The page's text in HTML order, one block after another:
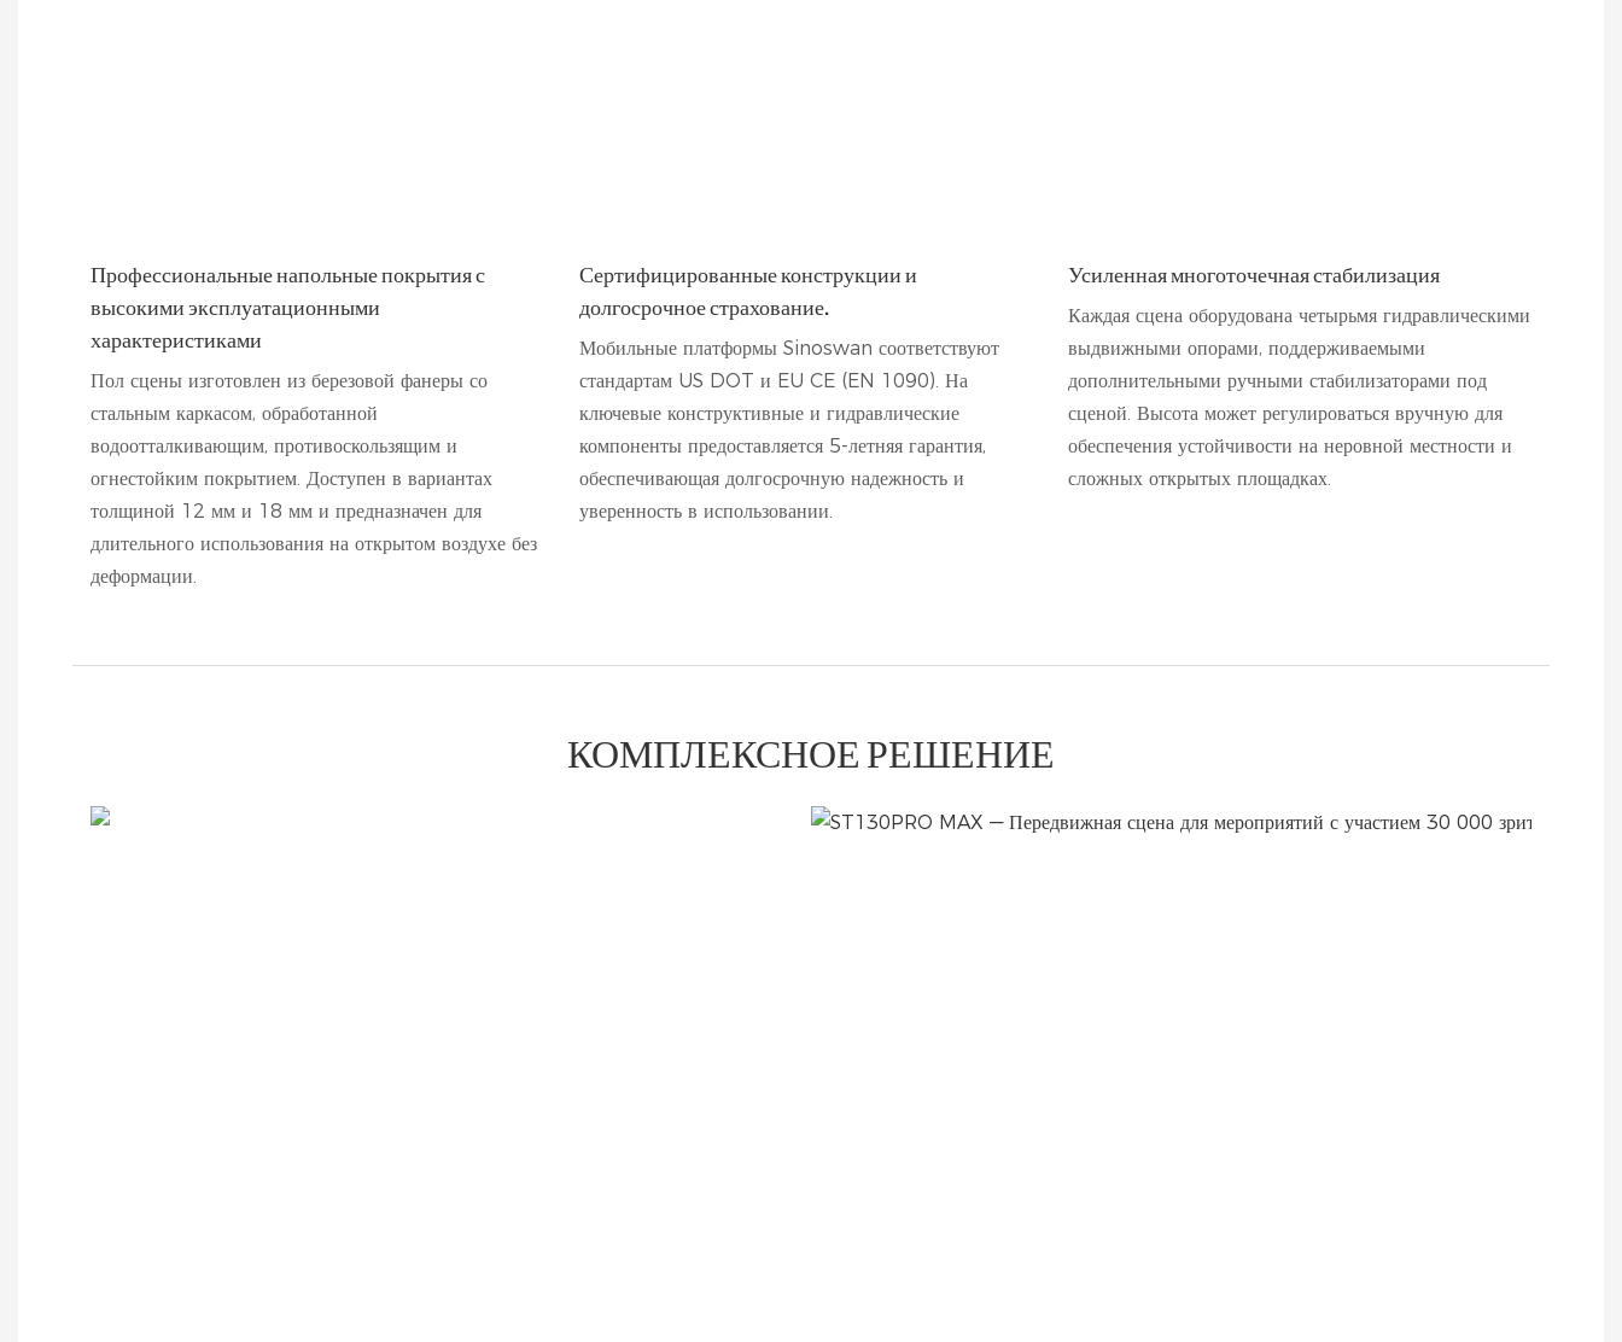
Профессиональные напольные покрытия с
высокими эксплуатационными
характеристиками
Пол сцены изготовлен из березовой фанеры со
стальным каркасом, обработанной
водоотталкивающим, противоскользящим и
огнестойким покрытием. Доступен в вариантах
толщиной 12 мм и 18 мм и предназначен для
длительного использования на открытом воздухе без
деформации.
Сертифицированные конструкции и
долгосрочное страхование.
Мобильные платформы Sinoswan соответствуют
стандартам US DOT и EU CE (EN 1090). На
ключевые конструктивные и гидравлические
компоненты предоставляется 5-летняя гарантия,
обеспечивающая долгосрочную надежность и
уверенность в использовании.
Усиленная многоточечная стабилизация
Каждая сцена оборудована четырьмя гидравлическими
выдвижными опорами, поддерживаемыми
дополнительными ручными стабилизаторами под
сценой. Высота может регулироваться вручную для
обеспечения устойчивости на неровной местности и
сложных открытых площадках.
КОМПЛЕКСНОЕ РЕШЕНИЕ